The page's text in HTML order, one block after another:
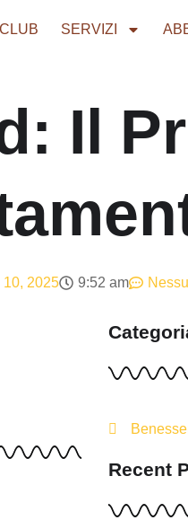
SERVIZI
Il
10, 2025 9:52 am
Recent